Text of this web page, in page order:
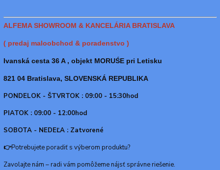
ALFEMA SHOWROOM & KANCELÁRIA BRATISLAVA
( predaj maloobchod & poradenstvo )
Ivanská cesta 36 A , objekt MORUŚE pri Letisku
821 04 Bratislava, SLOVENSKÁ REPUBLIKA
PONDELOK - ŠTVRTOK : 09:00 - 15:30hod
PIATOK : 09:00 - 12:00hod
SOBOTA - NEDEĽA : Zatvorené
👉Potrebujete poradiť s výberom produktu?
Zavolajte nám – radi vám pomôžeme nájsť správne riešenie.